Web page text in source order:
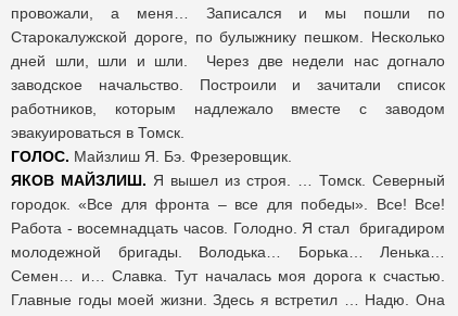
провожали, а меня… Записался и мы пошли по
Старокалужской дороге, по булыжнику пешком. Несколько
дней шли, шли и шли. Через две недели нас догнало
заводское начальство. Построили и зачитали список
работников, которым надлежало вместе с заводом
эвакуироваться в Томск.
ГОЛОС. Майзлиш Я. Бэ. Фрезеровщик.
ЯКОВ МАЙЗЛИШ. Я вышел из строя. … Томск. Северный
городок. «Все для фронта – все для победы». Все! Все!
Работа - восемнадцать часов. Голодно. Я стал бригадиром
молодежной бригады. Володька… Борька… Ленька…
Семен… и… Славка. Тут началась моя дорога к счастью.
Главные годы моей жизни. Здесь я встретил … Надю. Она